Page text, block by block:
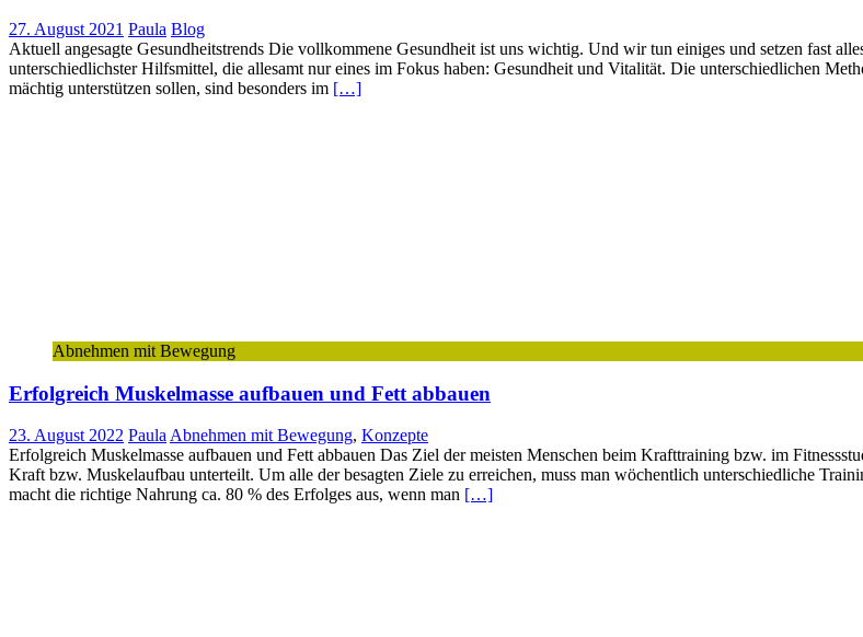
27. August 2021 Paula Blog
Aktuell angesagte Gesundheitstrends Die vollkommene Gesundheit ist uns wichtig. Und wir tun einiges und setzen fast
unterschiedlichster Hilfsmittel, die allesamt nur eines im Fokus haben: Gesundheit und Vitalität. Die unterschiedlichen
mächtig unterstützen sollen, sind besonders im […]
Abnehmen mit Bewegung
Erfolgreich Muskelmasse aufbauen und Fett abbauen
23. August 2022 Paula Abnehmen mit Bewegung, Konzepte
Erfolgreich Muskelmasse aufbauen und Fett abbauen Das Ziel der meisten Menschen beim Krafttraining bzw. im
Kraft bzw. Muskelaufbau unterteilt. Um alle der besagten Ziele zu erreichen, muss man wöchentlich unterschiedliche
macht die richtige Nahrung ca. 80 % des Erfolges aus, wenn man […]